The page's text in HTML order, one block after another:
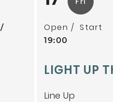
Open Start
19:00
LIGHT UP
Line Up